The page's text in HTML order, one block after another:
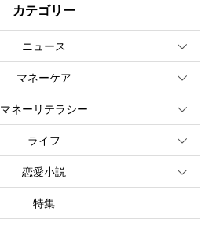
カテゴリー
ニュース
マネーケア
マネーリテラシー
ライフ
恋愛小説
特集